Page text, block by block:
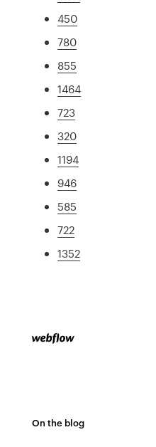
450
780
855
1464
723
320
1194
946
585
722
1352
On the blog